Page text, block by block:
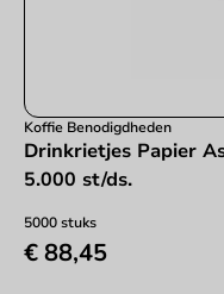
Koffie Benodigdheden
Drinkrietjes Papier
5.000 st/ds.
5000 stuks
€ 88,45